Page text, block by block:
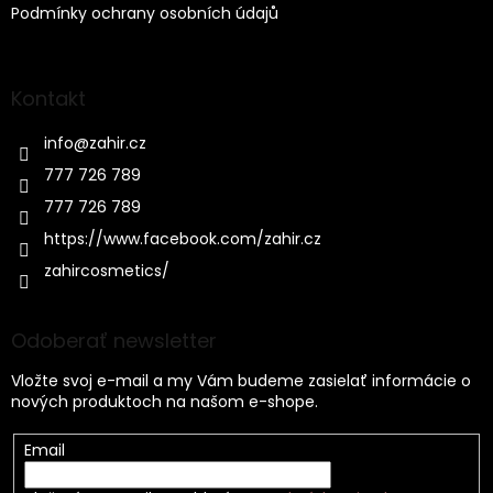
Podmínky ochrany osobních údajů
Kontakt
info@zahir.cz
777 726 789
777 726 789
https://www.facebook.com/zahir.cz
zahircosmetics/
Odoberať newsletter
Vložte svoj e-mail a my Vám budeme zasielať informácie o
nových produktoch na našom e-shope.
Email